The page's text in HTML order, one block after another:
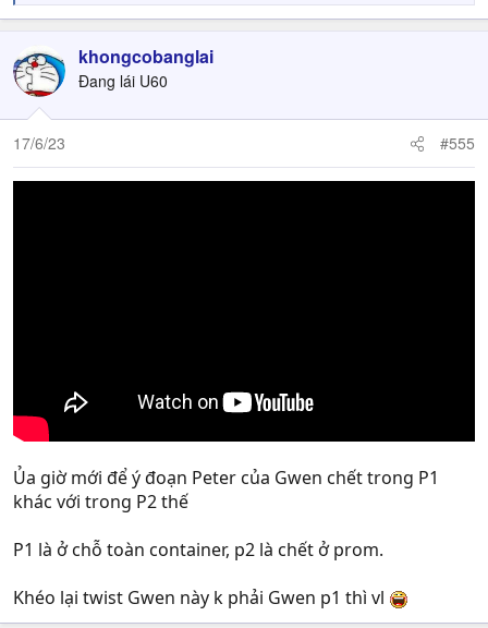
e
c
t
i
o
n
:
khongcobanglai
Đang lái U60
17/6/23 #555
Ủa giờ mới để ý đoạn Peter của Gwen chết trong P1
khác với trong P2 thế
P1 là ở chỗ toàn container, p2 là chết ở prom.
Khéo lại twist Gwen này k phải Gwen p1 thì vl